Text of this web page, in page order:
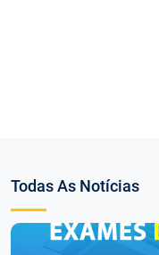
Todas As Notícias